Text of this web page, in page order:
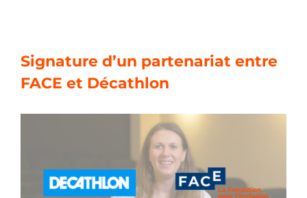
Signature d’un partenariat entre
FACE et Décathlon
Image